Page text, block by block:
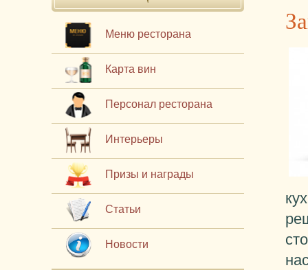
Меню ресторана
Карта вин
Персонал ресторана
Интерьеры
Призы и награды
Статьи
Новости